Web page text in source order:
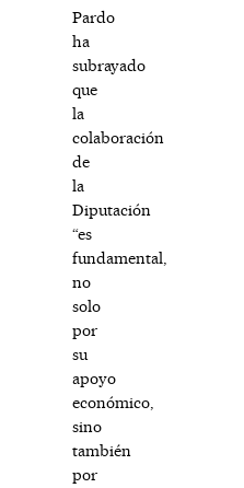
Pardo
ha
subrayado
que
la
colaboración
de
la
Diputación
“es
fundamental,
no
solo
por
su
apoyo
económico,
sino
también
por